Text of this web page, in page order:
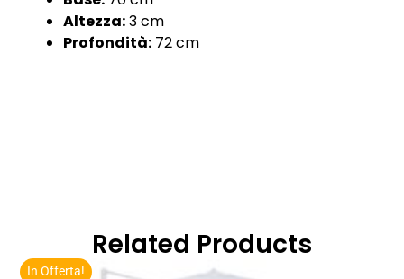
Altezza:3 cm
Profondità: 72 cm
Related Products
In Offerta!